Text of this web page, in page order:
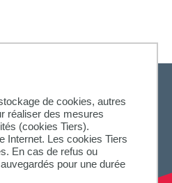
de cookies, autres
réaliser des mesures
(cookies Tiers).
Internet. Les cookies Tiers
En cas de refus ou
pour une durée